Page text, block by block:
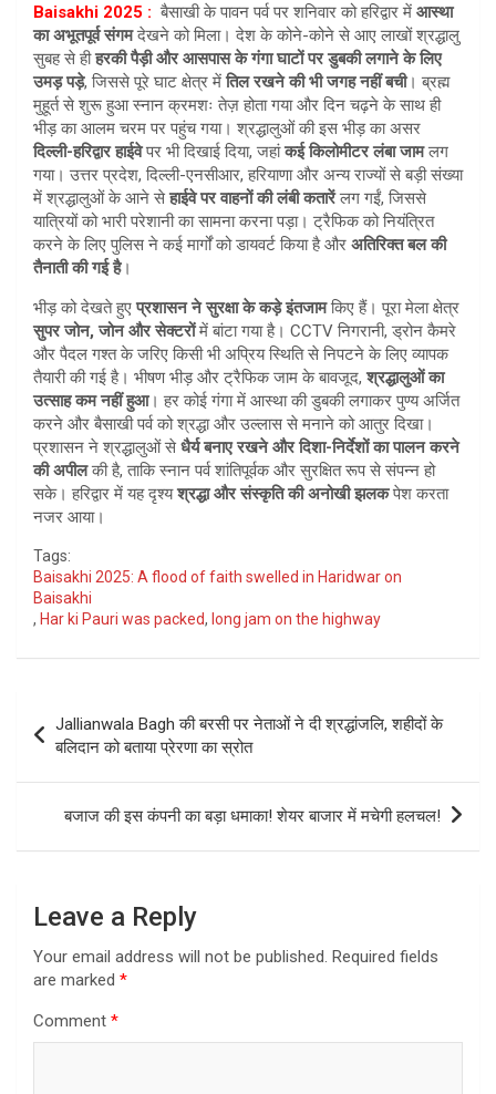
Baisakhi 2025 : बैसाखी के पावन पर्व पर शनिवार को हरिद्वार में आस्था
का अभूतपूर्व संगमदेखने को मिला। देश के कोने-कोने से आए लाखों श्रद्धालु
सुबह से हीहरकी पैड़ी और आसपास के गंगा घाटों पर डुबकी लगाने के लिए
उमड़ पड़े, जिससे पूरे घाट क्षेत्र मेंतिल रखने की भी जगह नहीं बची। ब्रह्म
मुहूर्त से शुरू हुआ स्नान क्रमशः तेज़ होता गया और दिन चढ़ने के साथ ही
भीड़ का आलम चरम पर पहुंच गया। श्रद्धालुओं की इस भीड़ का असर
दिल्ली-हरिद्वार हाईवेपर भी दिखाई दिया, जहांकई किलोमीटर लंबा जामलग
गया। उत्तर प्रदेश, दिल्ली-एनसीआर, हरियाणा और अन्य राज्यों से बड़ी संख्या
में श्रद्धालुओं के आने सेहाईवे पर वाहनों की लंबी कतारेंलग गईं, जिससे
यात्रियों को भारी परेशानी का सामना करना पड़ा। ट्रैफिक को नियंत्रित
करने के लिए पुलिस ने कई मार्गों को डायवर्ट किया है और अतिरिक्त बल की
तैनाती की गई है।
भीड़ को देखते हुएप्रशासन ने सुरक्षा के कड़े इंतजामकिए हैं। पूरा मेला क्षेत्र
सुपर जोन, जोन और सेक्टरोंमें बांटा गया है। CCTV निगरानी, ड्रोन कैमरे
और पैदल गश्त के जरिए किसी भी अप्रिय स्थिति से निपटने के लिए व्यापक
तैयारी की गई है। भीषण भीड़ और ट्रैफिक जाम के बावजूद,श्रद्धालुओं का
उत्साह कम नहीं हुआ। हर कोई गंगा में आस्था की डुबकी लगाकर पुण्य अर्जित
करने और बैसाखी पर्व को श्रद्धा और उल्लास से मनाने को आतुर दिखा।
प्रशासन ने श्रद्धालुओं सेधैर्य बनाए रखने और दिशा-निर्देशों का पालन करने
की अपीलकी है, ताकि स्नान पर्व शांतिपूर्वक और सुरक्षित रूप से संपन्न हो
सके। हरिद्वार में यह दृश्यश्रद्धा और संस्कृति की अनोखी झलकपेश करता
नजर आया।
Tags:
Baisakhi 2025: A flood of faith swelled in Haridwar on
Baisakhi
, Har ki Pauri was packed, long jam on the highway
navigation
Jallianwala Bagh की बरसी पर नेताओं ने दी श्रद्धांजलि, शहीदों के
बलिदान को बताया प्रेरणा का स्रोत
बजाज की इस कंपनी का बड़ा धमाका! शेयर बाजार में मचेगी हलचल!
Leave a Reply
Your email address will not be published. Required fields
are marked *
Comment *